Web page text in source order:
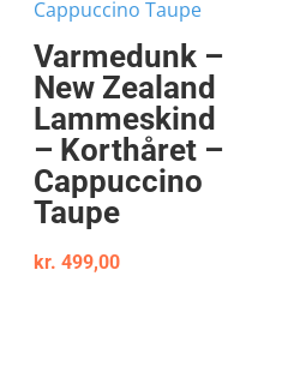
Varmedunk –
New Zealand
Lammeskind
– Korthåret –
Cappuccino
Taupe
kr. 499,00